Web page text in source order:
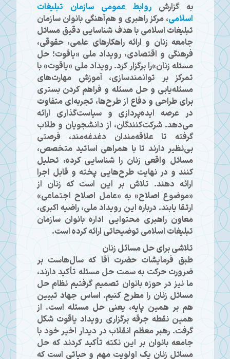
به گزارش روابط عمومی سازمان تبلیغات
اسلامی، مرکز راهبری و هم‌آهنگی بانوان سازمان
تبلیغات اسلامی با هدف شناسایی دقیق مسائل
جامعه زنان و ارائه راهکارهای علمی، حقوقی،
فرهنگی و اقتصادی، رویداد ملی «یاقوت؛ حل
مسئله زنان»را برگزار كرد. رویداد ملی «یاقوت» با
تمرکز بر توانمندسازی، آموزش مهارت‌های
مسئله‌یابی و حل مسئله و فراهم کردن بستری
برای طراحی و دفاع از طرح‌ها، تجربه‌ای متفاوت
در عرصه ایده‌پردازی و سیاست‌گذاری ارائه
می‌دهد. شرکت‌کنندگان، از دانشجویان و طلاب
گرفته تا علاقه‌مندان دغدغه‌مند، فرصتی
بی‌نظیر دارند تا با همراهی اساتید متخصص،
مسائل واقعی زنان را شناسایی کرده، تحلیل
کنند و در نهایت طرح‌هایی پخته و قابل اجرا
ارائه دهند. تلاش بر این است كه زنان از
«موضوع اصلاح» به «عامل اصلاح اجتماعی»
ارتقا یابند. درباره این رویداد ملی، راضیه اکبری،
معاون راهبری محتوایی اداره بانوان سازمان
تبلیغات اسلامی توضیحاتی ارائه كرده است.
تلاشی برای حل مسائل زنان
طبق فرمایشات حضرت آقا که سال‌هاست بر
ضرورت حرکت به سمت حل مسئله تأکید دارند،
ما نیز در حوزه بانوان تصمیم گرفتیم نظام حل
مسائل زنان را مطرح کنیم. اساس جهاد تبیین
هم بر همین پایه، یعنی حل مسئله است. از
همین نقطه جرقه برگزاری رویداد یاقوت شکل
گرفت. رهبر معظم انقلاب در دیدار اخیر خود با
جامعه بانوان بر این نکته تأکید کردند که حل
مسائل زنان یک اولویت مهم و حیاتی است که